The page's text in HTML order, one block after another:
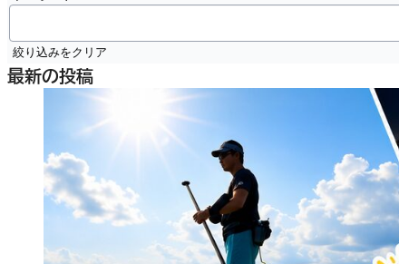
絞り込みをクリア
最新の投稿